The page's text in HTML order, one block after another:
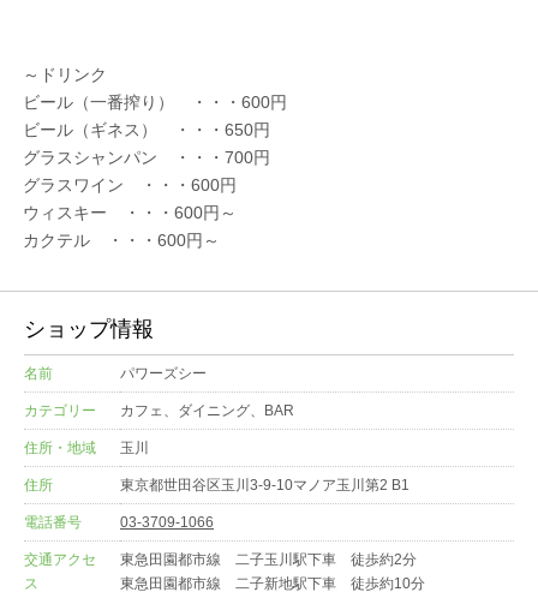
～ドリンク
ビール（一番搾り） ・・・600円
ビール（ギネス） ・・・650円
グラスシャンパン ・・・700円
グラスワイン ・・・600円
ウィスキー ・・・600円～
カクテル ・・・600円～
ショップ情報
名前 パワーズシー
カテゴリー カフェ、ダイニング、BAR
住所・地域 玉川
住所 東京都世田谷区玉川3-9-10マノア玉川第2 B1
電話番号 03-3709-1066
交通アクセ
ス
東急田園都市線 二子玉川駅下車 徒歩約2分
東急田園都市線 二子新地駅下車 徒歩約10分